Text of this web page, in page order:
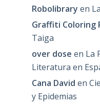
Robolibrary en
Graffiti Coloring
Taiga
over dose en La
Literatura en
Cana David en
y Epidemias